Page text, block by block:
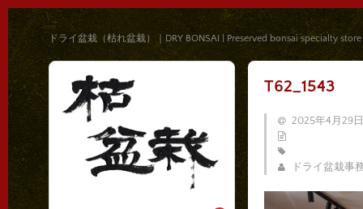
ドライ盆栽（枯れ盆栽）｜DRY BONSAI | Preserved bonsai specialty store
T62_1543
2025年4月29日
ドライ盆栽事